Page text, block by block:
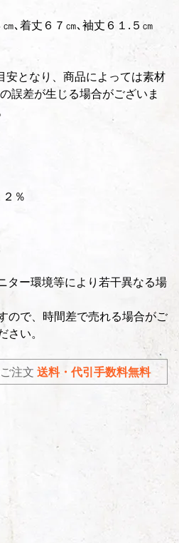
､着丈６７㎝､袖丈６１.５㎝
となり、商品によっては素材
誤差が生じる場合がございま
％
ター環境等により若干異なる場
ので、時間差で売れる場合がご
い。
注文 送料・代引手数料無料